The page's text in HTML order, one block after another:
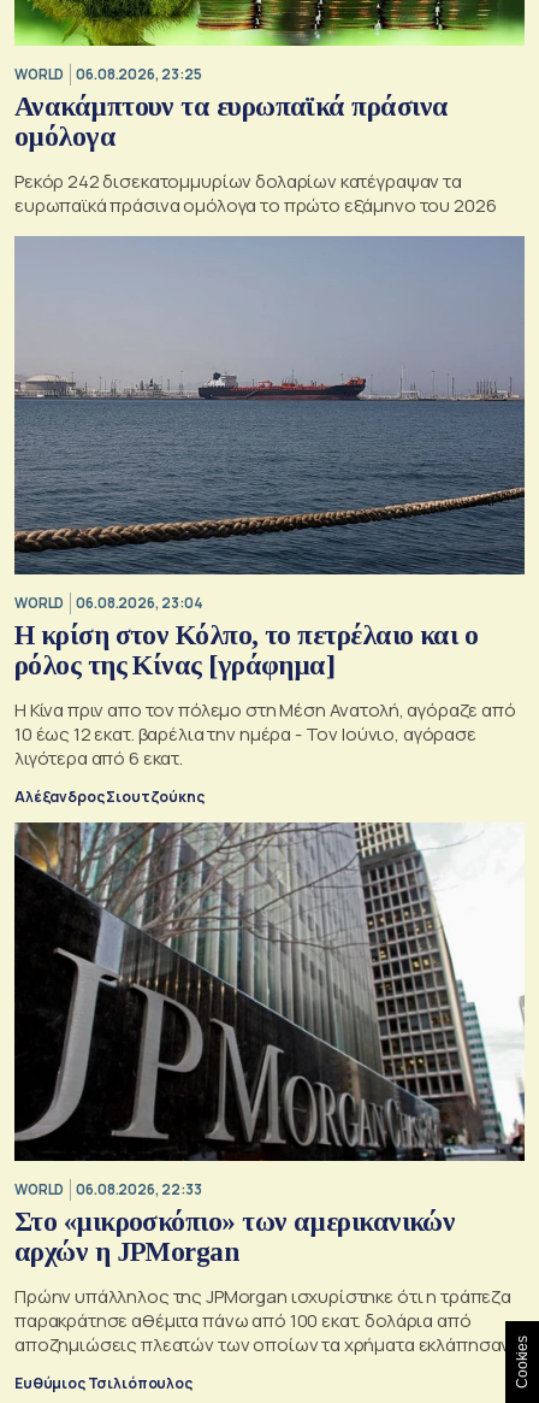
WORLD 06.08.2026, 23:25
Ανακάμπτουν τα ευρωπαϊκά πράσινα
ομόλογα
Ρεκόρ 242 δισεκατομμυρίων δολαρίων κατέγραψαν τα
ευρωπαϊκά πράσινα ομόλογα το πρώτο εξάμηνο του 2026
WORLD 06.08.2026, 23:04
Η κρίση στoν Κόλπο, το πετρέλαιο και ο
ρόλος της Κίνας [γράφημα]
Η Κίνα πριν απο τον πόλεμο στη Μέση Ανατολή, αγόραζε από
10 έως 12 εκατ. βαρέλια την ημέρα - Τον Ιούνιο, αγόρασε
λιγότερα από 6 εκατ.
Αλέξανδρος Σιουτζούκης
WORLD 06.08.2026, 22:33
Στο «μικροσκόπιο» των αμερικανικών
αρχών η JPMorgan
Πρώην υπάλληλος της JPMorgan ισχυρίστηκε ότι η τράπεζα
παρακράτησε αθέμιτα πάνω από 100 εκατ. δολάρια από
αποζημιώσεις πλεατών των οποίων τα χρήματα εκλάπησαν
Ευθύμιος Τσιλιόπουλος Cookies